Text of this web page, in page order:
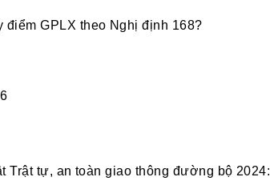
GPLX theo Nghị định 168?
tự, an toàn giao thông đường bộ 2024: